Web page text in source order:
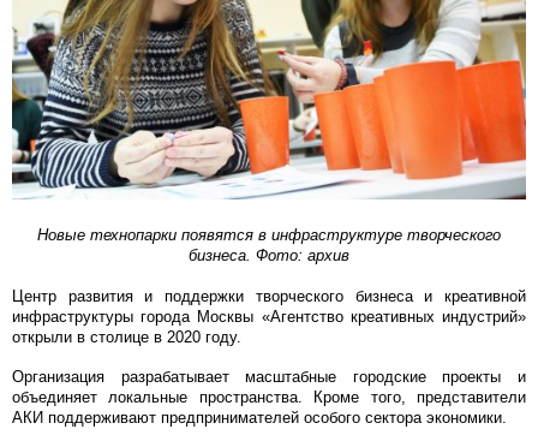
Новые технопарки появятся в инфраструктуре творческого
бизнеса. Фото: архив
Центр развития и поддержки творческого бизнеса и креативной
инфраструктуры города Москвы «Агентство креативных индустрий»
открыли в столице в 2020 году.
Организация разрабатывает масштабные городские проекты и
объединяет локальные пространства. Кроме того, представители
АКИ поддерживают предпринимателей особого сектора экономики.